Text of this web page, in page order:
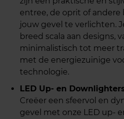
entree, de oprit of andere
jouw gevel te verlichten.
breed scala aan designs,
minimalistisch tot meer
met de energiezuinige
technologie.
LED Up- en
Creëer een sfeervol en
gevel met onze LED up-